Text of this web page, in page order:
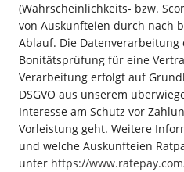
(Wahrscheinlichkeits- bzw.
von Auskunfteien durch nach
Ablauf. Die Datenverarbeitung
Bonitätsprüfung für eine
Verarbeitung erfolgt auf
DSGVO aus unserem
Interesse am Schutz vor
Vorleistung geht. Weitere
und welche Auskunfteien
unter https://